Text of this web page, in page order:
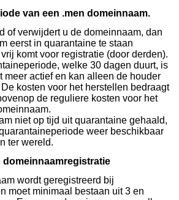
van een .men domeinnaam.
of verwijdert u de domeinnaam, dan
eerst in quarantaine te staan
komt voor registratie (door derden).
welke 30 dagen duurt, is
meer actief en kan alleen de houder
kosten voor het herstellen bedraagt
de reguliere kosten voor het
niet op tijd uit quarantaine gehaald,
weer beschikbaar
ter wereld.
domeinnaamregistratie
wordt geregistreerd bij
moet minimaal bestaan uit 3 en